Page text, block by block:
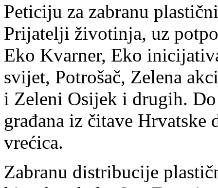
Peticiju za zabranu
Prijatelji životinja, uz
Eko Kvarner, Eko
svijet, Potrošač, Zelena
i Zeleni Osijek i drugih.
građana iz čitave
vrećica.
Zabranu distribucije